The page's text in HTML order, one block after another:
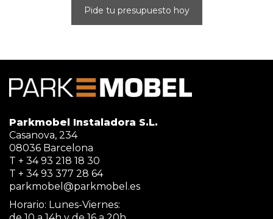
Pide tu presupuesto hoy
Parkmobel Instaladora S.L.
Casanova, 234
08036 Barcelona
T + 34 93 218 18 30
T + 34 93 377 28 64
parkmobel@parkmobel.es
Horario: Lunes-Viernes: